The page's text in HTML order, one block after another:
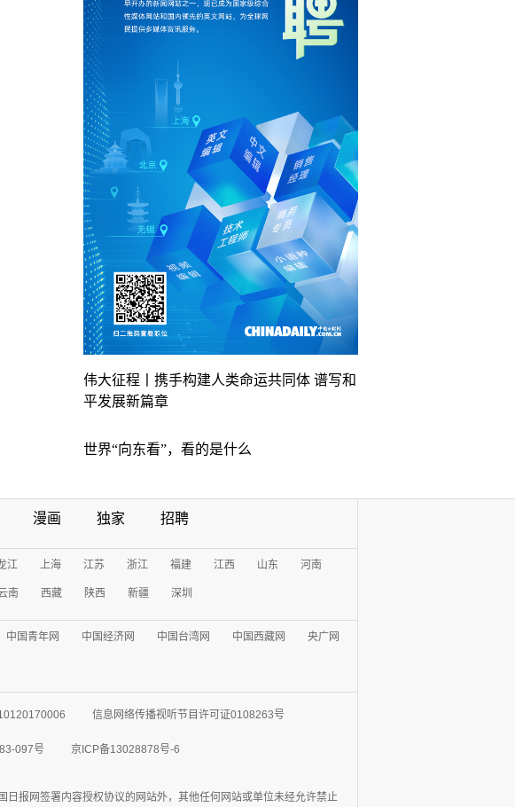
伟大征程丨携手构建人类命运共同体 谱写和
平发展新篇章
世界“向东看”，看的是什么
漫画 独家 招聘
江 上海 江苏 浙江 福建 江西 山东 河南
南 西藏 陕西 新疆 深圳
中国青年网 中国经济网 中国台湾网 中国西藏网 央广网
信息网络传播视听节目许可证0108263号
097号 京ICP备13028878号-6
日报网签署内容授权协议的网站外，其他任何网站或单位未经允许禁止